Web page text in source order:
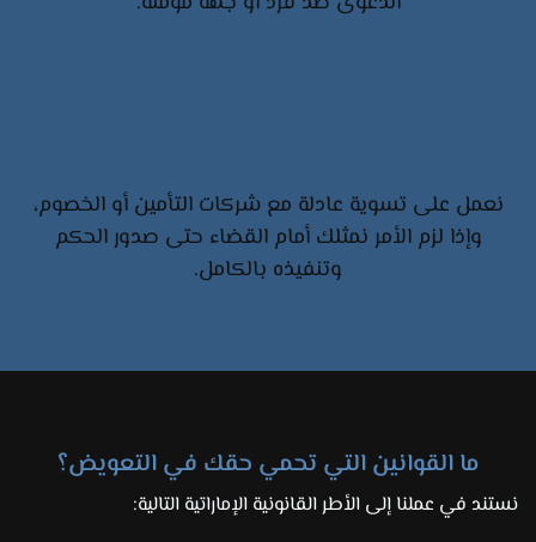
نعمل على تسوية عادلة مع شركات التأمين أو الخصوم،
وإذا لزم الأمر نمثلك أمام القضاء حتى صدور الحكم
وتنفيذه بالكامل.
ما القوانين التي تحمي حقك في التعويض؟
نستند في عملنا إلى الأطر القانونية الإماراتية التالية: